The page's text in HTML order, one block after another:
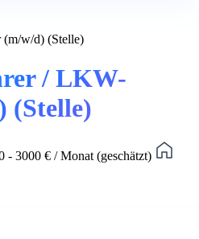
w/d) (Stelle)
/ LKW-
(Stelle)
- 3000 € / Monat (geschätzt)